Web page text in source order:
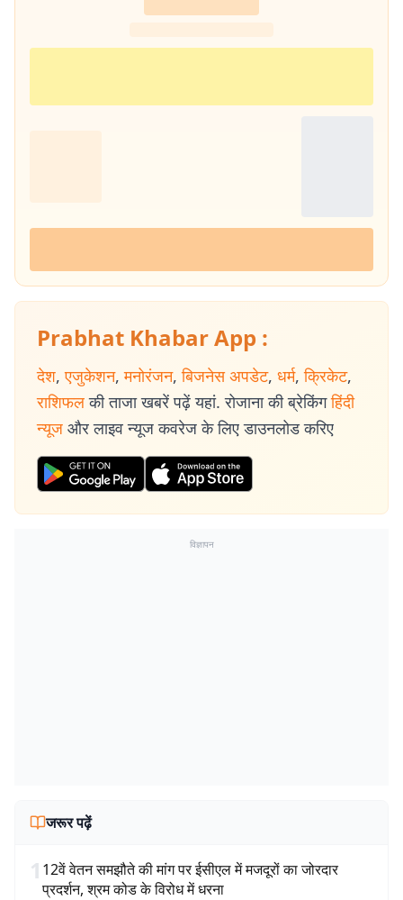
Prabhat Khabar App :
देश, एजुकेशन, मनोरंजन, बिजनेस अपडेट, धर्म, क्रिकेट,
राशिफल की ताजा खबरें पढ़ें यहां. रोजाना की ब्रेकिंग हिंदी
न्यूज और लाइव न्यूज कवरेज के लिए डाउनलोड करिए
विज्ञापन
जरूर पढ़ें
1 12वें वेतन समझौते की मांग पर ईसीएल में मजदूरों का जोरदार
प्रदर्शन, श्रम कोड के विरोध में धरना